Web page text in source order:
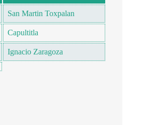
San Martin Toxpalan
Capultitla
Ignacio Zaragoza